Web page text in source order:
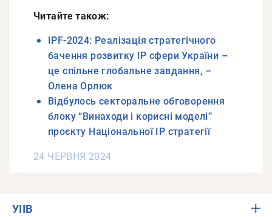
Читайте також:
IPF-2024: Реалізація стратегічного
бачення розвитку ІР сфери України –
це спільне глобальне завдання, –
Олена Орлюк
Відбулось секторальне обговорення
блоку “Винаходи і корисні моделі”
проєкту Національної ІР стратегії
24 ЧЕРВНЯ 2024
УІІВ